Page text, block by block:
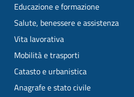
Educazione e formazione
Salute, benessere e assistenza
Vita lavorativa
Mobilità e trasporti
Catasto e urbanistica
Anagrafe e stato civile